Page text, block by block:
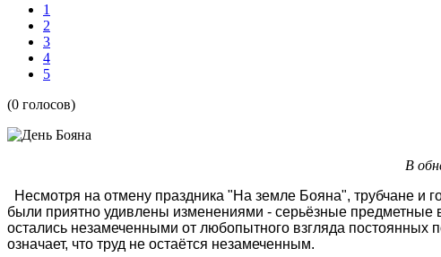
1
2
3
4
5
(0 голосов)
В
Несмотря на отмену праздника "На земле Бояна", трубчане и
были приятно удивлены изменениями - серьёзные
остались незамеченными от любопытного взгляда постоянных
означает, что труд не остаётся незамеченным.